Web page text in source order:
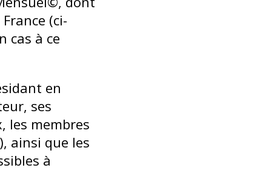
(ci-
cas à ce
en
ses
les membres
ainsi que les
à